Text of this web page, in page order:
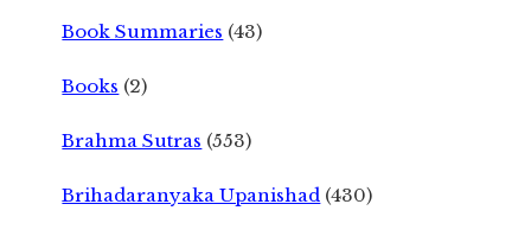
Book Summaries (43)
Books (2)
Brahma Sutras (553)
Brihadaranyaka Upanishad (430)